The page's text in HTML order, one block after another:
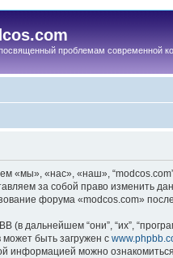
проблемам современной
«мы», «нас», «наш»,
за собой право изменить
форума «modcos.com»
дальнейшем “они”, “их”,
может быть загружен с
информацией можно